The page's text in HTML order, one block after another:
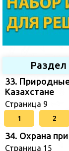
Раздел
33.
Казахстане
Страница 9
1 2
34. Охрана
Страница 15